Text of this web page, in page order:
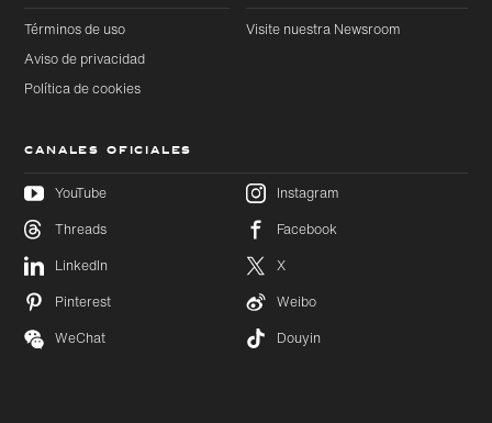
directamente
al contenido
principal
directamente
página
Términos de uso
Aviso de privacidad
Política de cookies
Visite nuestra Newsroom
CANALES OFICIALES
YouTube
Instagram
Threads
Facebook
LinkedIn
X
Pinterest
Weibo
WeChat
Douyin